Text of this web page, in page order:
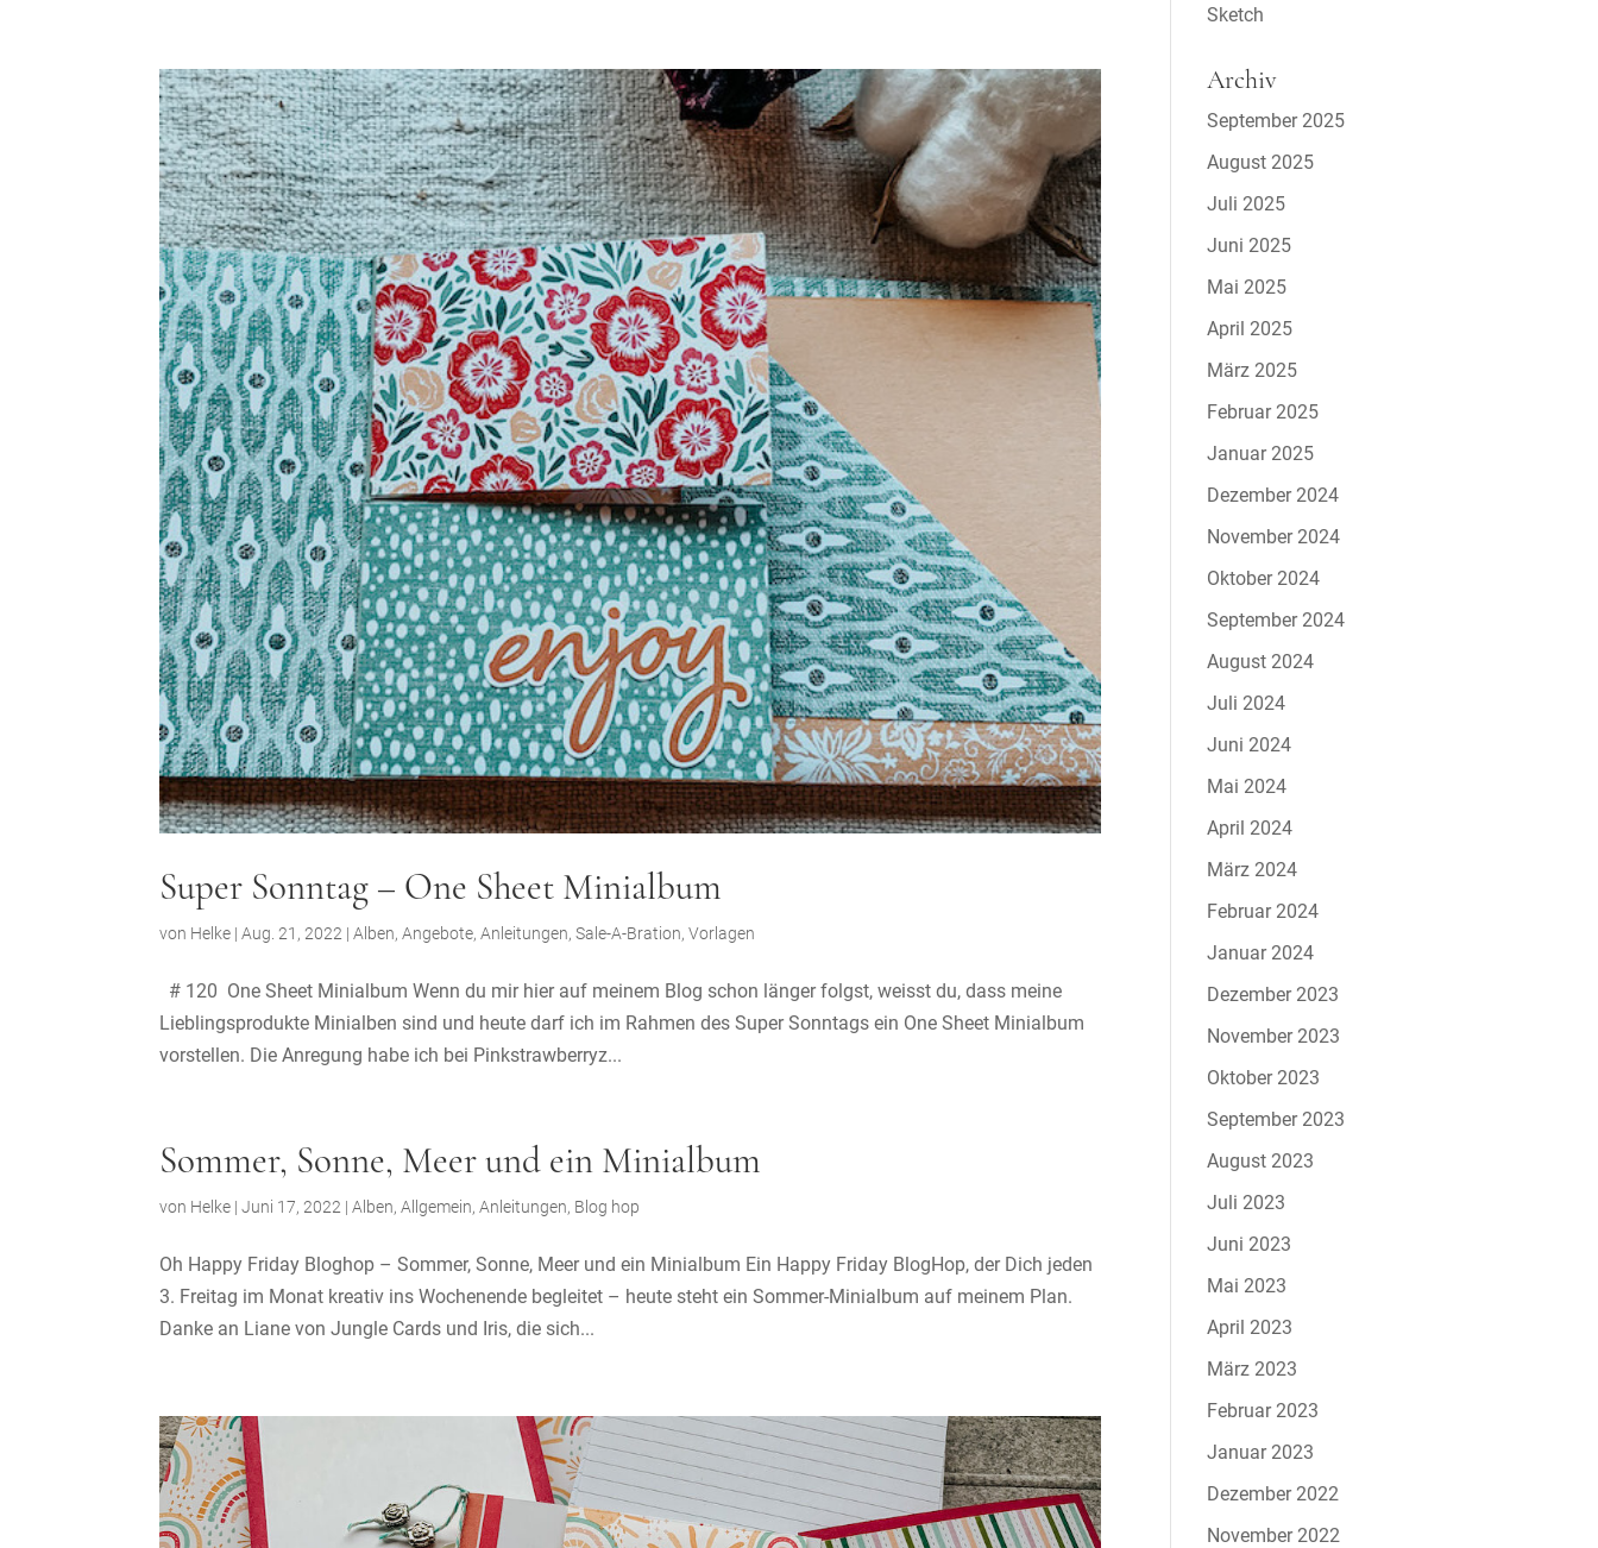
Super Sonntag – One Sheet Minialbum
von Helke |Aug. 21, 2022 |Alben,Angebote,Anleitungen,Sale-A-Bration,Vorlagen
# 120 One Sheet Minialbum Wenn du mir hier auf meinem Blog schon länger folgst, weisst du, dass meine
Lieblingsprodukte Minialben sind und heute darf ich im Rahmen des Super Sonntags ein One Sheet Minialbum
vorstellen. Die Anregung habe ich bei Pinkstrawberryz...
Sommer, Sonne, Meer und ein Minialbum
von Helke |Juni 17, 2022 |Alben,Allgemein,Anleitungen, Blog hop
Oh Happy Friday Bloghop – Sommer, Sonne, Meer und ein Minialbum Ein Happy Friday BlogHop, der Dich jeden
3. Freitag im Monat kreativ ins Wochenende begleitet – heute steht ein Sommer-Minialbum auf meinem Plan.
Danke an Liane von Jungle Cards und Iris, die sich...
Sketch
Archiv
September 2025
August 2025
Juli 2025
Juni 2025
Mai 2025
April 2025
März 2025
Februar 2025
Januar 2025
Dezember 2024
November 2024
Oktober 2024
September 2024
August 2024
Juli 2024
Juni 2024
Mai 2024
April 2024
März 2024
Februar 2024
Januar 2024
Dezember 2023
November 2023
Oktober 2023
September 2023
August 2023
Juli 2023
Juni 2023
Mai 2023
April 2023
März 2023
Februar 2023
Januar 2023
Dezember 2022
November 2022